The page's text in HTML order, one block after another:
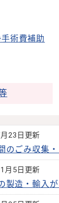
術費補助
23日更新
のごみ収集
月5日更新
製造・輸入が